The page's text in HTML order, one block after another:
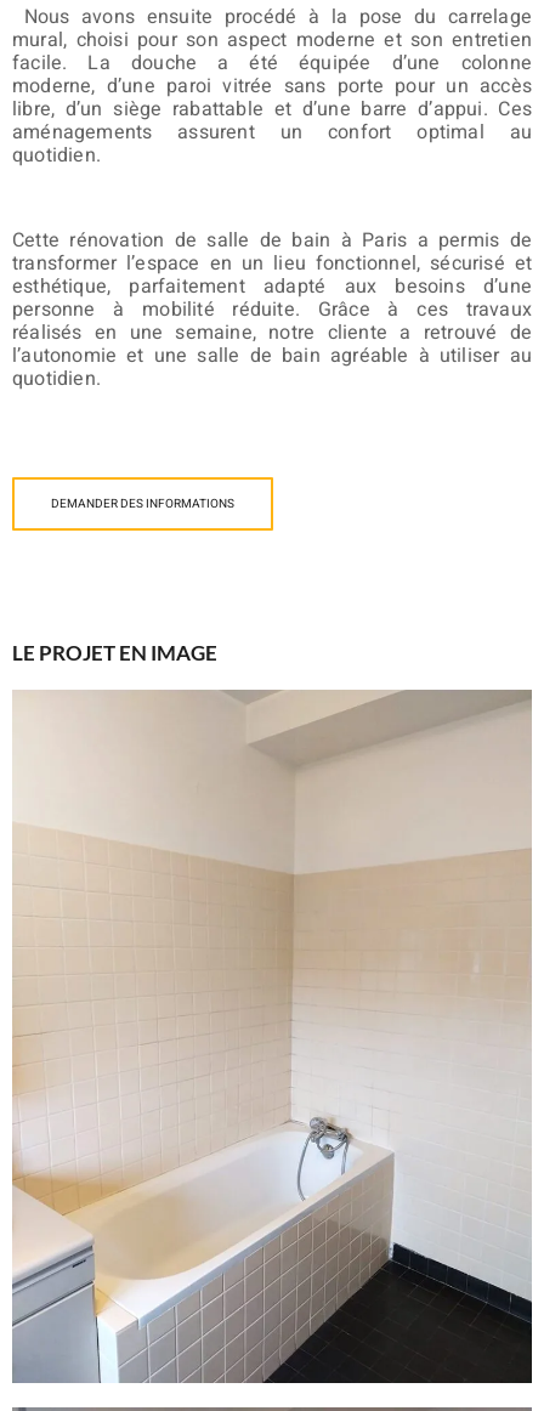
Nous avons ensuite procédé à la pose du carrelage
mural, choisi pour son aspect moderne et son entretien
facile. La douche a été équipée d’une colonne
moderne, d’une paroi vitrée sans porte pour un accès
libre, d’un siège rabattable et d’une barre d’appui. Ces
aménagements assurent un confort optimal au
quotidien.
Cette rénovation de salle de bain à Paris a permis de
transformer l’espace en un lieu fonctionnel, sécurisé et
esthétique, parfaitement adapté aux besoins d’une
personne à mobilité réduite. Grâce à ces travaux
réalisés en une semaine, notre cliente a retrouvé de
l’autonomie et une salle de bain agréable à utiliser au
quotidien.
DEMANDER DES INFORMATIONS
LE PROJET EN IMAGE